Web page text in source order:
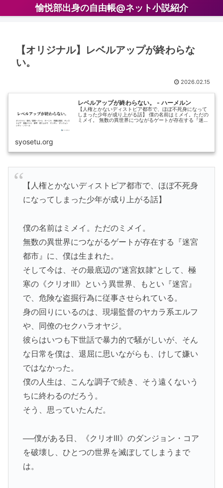
愉悦部出身の自由帳@ネット小説紹介
【オリジナル】レベルアップが終わらな
い。
2026.02.15
レベルアップが終わらない。 - ハーメルン
【人権とかないディストピア都市で、ほぼ不死身になって
しまった少年が成り上がる話】 僕の名前はミメイ。ただの
ミメイ。 無数の異世界につながるゲートが存在する『迷
syosetu.org
【人権とかないディストピア都市で、ほぼ不死身
になってしまった少年が成り上がる話】
僕の名前はミメイ。ただのミメイ。
無数の異世界につながるゲートが存在する『迷宮
都市』に、僕は生まれた。
そして今は、その最底辺の”迷宮奴隷”として、極
寒の《クリオIII》という異世界、もとい『迷宮』
で、危険な盗掘行為に従事させられている。
身の回りにいるのは、現場監督のヤカラ系エルフ
や、同僚のセクハラオヤジ。
彼らはいつも下世話で暴力的で騒がしいが、そん
な日常を僕は、退屈に思いながらも、けして嫌い
ではなかった。
僕の人生は、こんな調子で続き、そう遠くないう
ちに終わるのだろう。
そう、思っていたんだ。
──僕がある日、《クリオIII》のダンジョン・コア
を破壊し、ひとつの世界を滅ぼしてしまうまで
は。